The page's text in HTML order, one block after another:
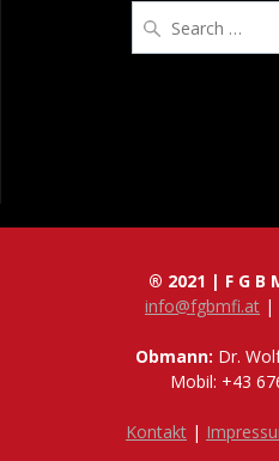
for:
® 2021 | F G B
info@fgbmfi.at |
Obmann: Dr.
Mobil: +43
Kontakt |